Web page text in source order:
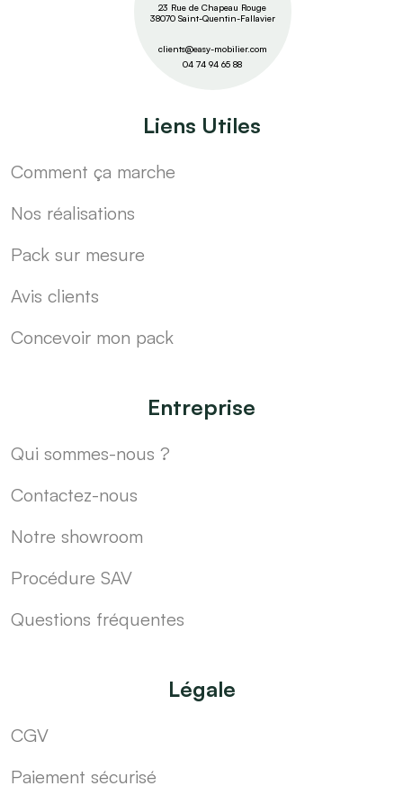
23 Rue de Chapeau Rouge
38070 Saint-Quentin-Fallavier
clients@easy-mobilier.com
04 74 94 65 88
Liens Utiles
Comment ça marche
Nos réalisations
Pack sur mesure
Avis clients
Concevoir mon pack
Entreprise
Qui sommes-nous ?
Contactez-nous
Notre showroom
Procédure SAV
Questions fréquentes
Légale
CGV
Paiement sécurisé